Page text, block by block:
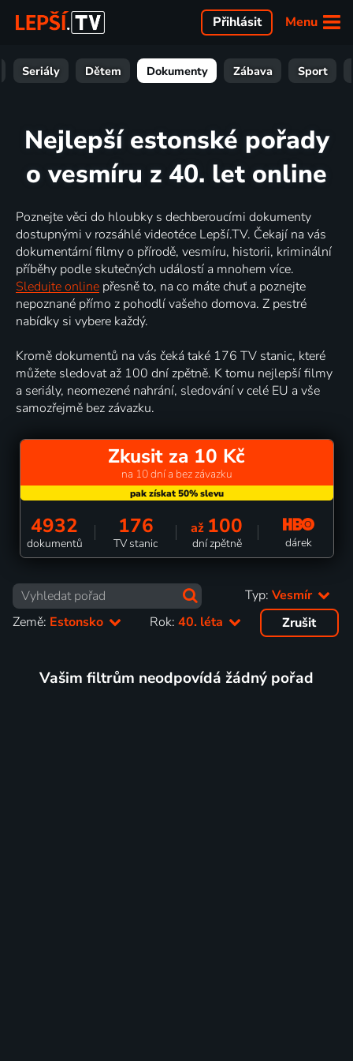
Menu
Přihlásit
Seriály Dětem Dokumenty Zábava Sport
Nejlepší estonské pořady
o vesmíru z 40. let online
Poznejte věci do hloubky s dechberoucími dokumenty
dostupnými v rozsáhlé videotéce Lepší.TV. Čekají na vás
dokumentární filmy o přírodě, vesmíru, historii, kriminální
příběhy podle skutečných událostí a mnohem více.
Sledujte online přesně to, na co máte chuť a poznejte
nepoznané přímo z pohodlí vašeho domova. Z pestré
nabídky si vybere každý.
Kromě dokumentů na vás čeká také 176 TV stanic, které
můžete sledovat až 100 dní zpětně. K tomu nejlepší filmy
a seriály, neomezené nahrání, sledování v celé EU a vše
samozřejmě bez závazku.
Zkusit za 10 Kč
na 10 dní a bez závazku
4932
dokumentů
176
TV stanic
až 100
dní zpětně dárek
Typ: Vesmír
Země: Estonsko Rok:40. léta Zrušit
Vašim filtrům neodpovídá žádný pořad